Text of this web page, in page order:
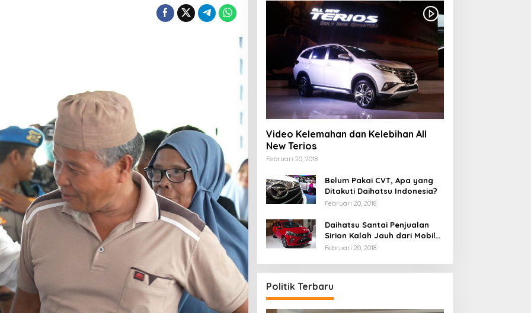
Video Kelemahan dan Kelebihan All
New Terios
Februari 20, 2018
Belum Pakai CVT, Apa yang
Ditakuti Daihatsu Indonesia?
Februari 20, 2018
Daihatsu Santai Penjualan
Sirion Kalah Jauh dari Mobil
LCGC
Februari 20, 2018
Politik Terbaru